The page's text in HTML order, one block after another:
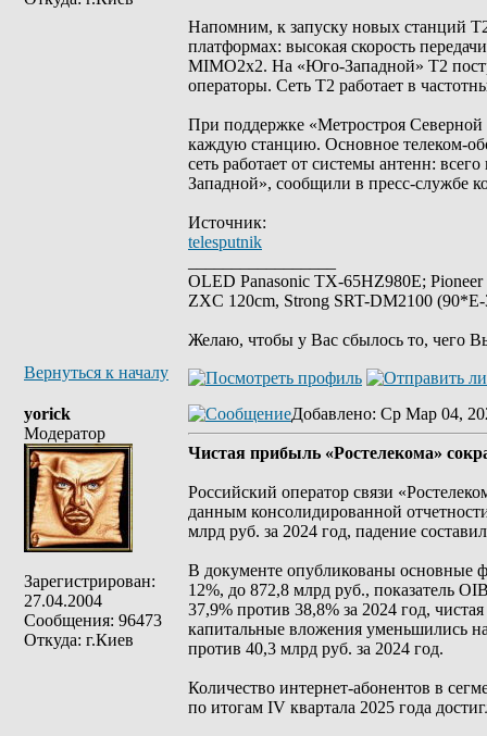
Напомним, к запуску новых станций
платформах: высокая скорость
MIMO2x2. На «Юго-Западной» T2
операторы. Сеть Т2 работает в
При поддержке «Метростроя Северной
каждую станцию. Основное телеком-
сеть работает от системы антенн:
Западной», сообщили в пресс-службе
Источник:
telesputnik
OLED Panasonic TX-65HZ980E;
ZXC 120cm, Strong SRT-DM2100
Желаю, чтобы у Вас сбылось то, чего
Вернуться к началу
yorick
Модератор
Зарегистрирован:
27.04.2004
Сообщения: 96473
Откуда: г.Киев
Добавлено: Ср Мар 04,
Чистая прибыль «Ростелекома»
Российский оператор связи
данным консолидированной
млрд руб. за 2024 год, падение
В документе опубликованы основные
12%, до 872,8 млрд руб., показатель
37,9% против 38,8% за 2024 год,
капитальные вложения уменьшились
против 40,3 млрд руб. за 2024 год.
Количество интернет-абонентов в
по итогам IV квартала 2025 года